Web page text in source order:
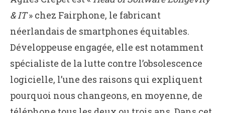
& IT» chez Fairphone, le fabricant
néerlandais de smartphones équitables.
Développeuse engagée, elle est notamment
spécialiste de la lutte contre l’obsolescence
logicielle, l’une des raisons qui expliquent
pourquoi nous changeons, en moyenne, de